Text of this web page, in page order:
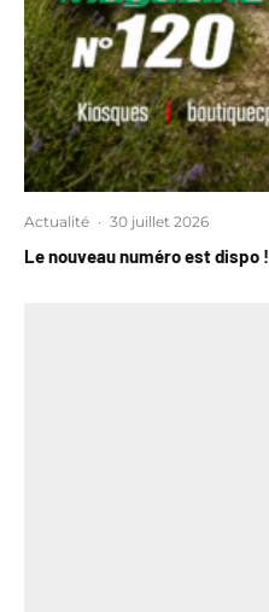
Actualité · 30 juillet 2026
Le nouveau numéro est dispo !